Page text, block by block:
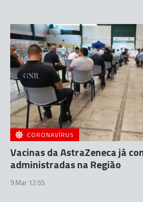
CORONAVÍRUS
Vacinas da AstraZeneca já
administradas na Região
9 Mar 12:55